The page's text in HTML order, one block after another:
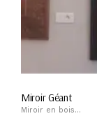
Miroir Géant
Miroir en bois...